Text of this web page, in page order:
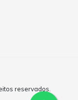
reservados.